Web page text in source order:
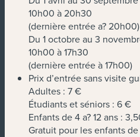
10h00 à 20h30
(dernière entrée a? 20h00)
Du 1 octobre au 3
10h00 à 17h30
(dernière entrée à 17h00)
Prix d’entrée sans visite
Adultes : 7 €
Étudiants et séniors : 6 €
Enfants de 4 a? 12 ans :
Gratuit pour les enfants